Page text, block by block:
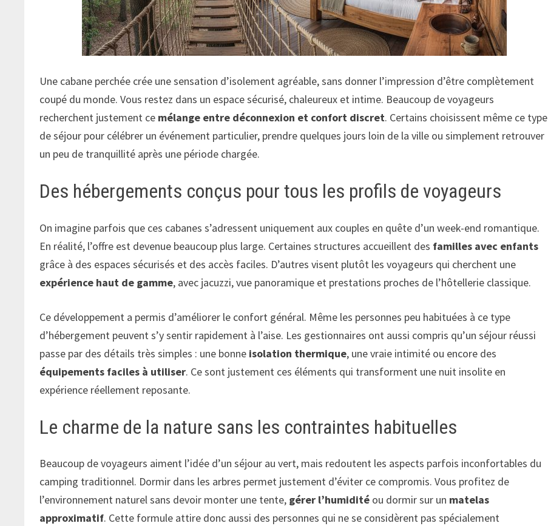
Une cabane perchée crée une sensation d’isolement agréable, sans donner l’impression d’être complètement
coupé du monde. Vous restez dans un espace sécurisé, chaleureux et intime. Beaucoup de voyageurs
recherchent justement ce mélange entre déconnexion et confort discret. Certains choisissent même ce type
de séjour pour célébrer un événement particulier, prendre quelques jours loin de la ville ou simplement retrouver
un peu de tranquillité après une période chargée.
Des hébergements conçus pour tous les profils de voyageurs
On imagine parfois que ces cabanes s’adressent uniquement aux couples en quête d’un week-end romantique.
En réalité, l’offre est devenue beaucoup plus large. Certaines structures accueillent des familles avec enfants
grâce à des espaces sécurisés et des accès faciles. D’autres visent plutôt les voyageurs qui cherchent une
expérience haut de gamme, avec jacuzzi, vue panoramique et prestations proches de l’hôtellerie classique.
Ce développement a permis d’améliorer le confort général. Même les personnes peu habituées à ce type
d’hébergement peuvent s’y sentir rapidement à l’aise. Les gestionnaires ont aussi compris qu’un séjour réussi
passe par des détails très simples : une bonne isolation thermique, une vraie intimité ou encore des
équipements faciles à utiliser. Ce sont justement ces éléments qui transforment une nuit insolite en
expérience réellement reposante.
Le charme de la nature sans les contraintes habituelles
Beaucoup de voyageurs aiment l’idée d’un séjour au vert, mais redoutent les aspects parfois inconfortables du
camping traditionnel. Dormir dans les arbres permet justement d’éviter ce compromis. Vous profitez de
l’environnement naturel sans devoir monter une tente, gérer l’humidité ou dormir sur un matelas
approximatif. Cette formule attire donc aussi des personnes qui ne se considèrent pas spécialement